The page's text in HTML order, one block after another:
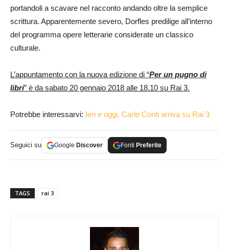
portandoli a scavare nel racconto andando oltre la semplice
scrittura. Apparentemente severo, Dorfles predilige all’interno
del programma opere letterarie considerate un classico
culturale.
L’appuntamento con la nuova edizione di “Per un pugno di
libri” è da sabato 20 gennaio 2018 alle 18.10 su Rai 3.
Potrebbe interessarvi: Ieri e oggi, Carlo Conti arriva su Rai 3
Seguici su Google Discover Fonti Preferite
TAGS rai 3